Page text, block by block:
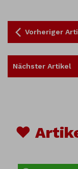
Vorheriger
Nächster Artikel
♥